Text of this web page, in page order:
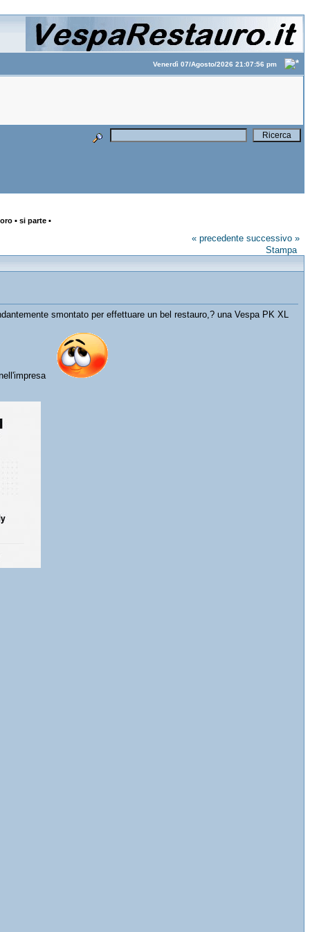
Venerdì 07/Agosto/2026 21:07:56 pm
▪ si parte ▪
« precedente successivo »
Stampa
smontato per effettuare un bel restauro,? una Vespa PK XL